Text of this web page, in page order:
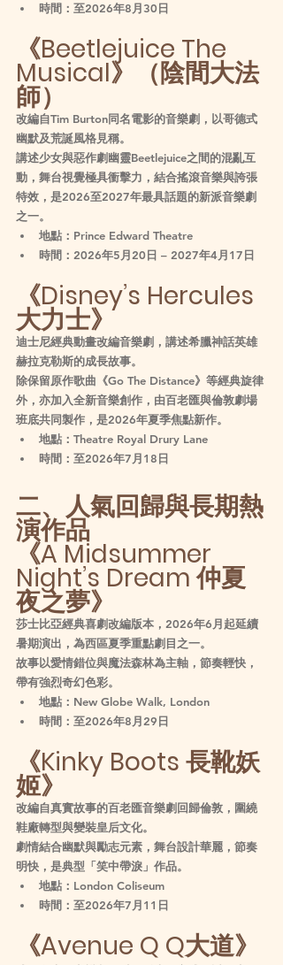
時間：至2026年8月30日
《Beetlejuice The
Musical》（陰間大法
師）
改編自Tim Burton同名電影的音樂劇，以哥德式
幽默及荒誕風格見稱。
講述少女與惡作劇幽靈Beetlejuice之間的混亂互
動，舞台視覺極具衝擊力，結合搖滾音樂與誇張
特效，是2026至2027年最具話題的新派音樂劇
之一。
地點：Prince Edward Theatre
時間：2026年5月20日 – 2027年4月17日
《Disney’s Hercules
大力士》
迪士尼經典動畫改編音樂劇，講述希臘神話英雄
赫拉克勒斯的成長故事。
除保留原作歌曲《Go The Distance》等經典旋律
外，亦加入全新音樂創作，由百老匯與倫敦劇場
班底共同製作，是2026年夏季焦點新作。
地點：Theatre Royal Drury Lane
時間：至2026年7月18日
二、人氣回歸與長期熱
演作品
《A Midsummer
Night’s Dream 仲夏
夜之夢》
莎士比亞經典喜劇改編版本，2026年6月起延續
暑期演出，為西區夏季重點劇目之一。
故事以愛情錯位與魔法森林為主軸，節奏輕快，
帶有強烈奇幻色彩。
地點：New Globe Walk, London
時間：至2026年8月29日
《Kinky Boots 長靴妖
姬》
改編自真實故事的百老匯音樂劇回歸倫敦，圍繞
鞋廠轉型與變裝皇后文化。
劇情結合幽默與勵志元素，舞台設計華麗，節奏
明快，是典型「笑中帶淚」作品。
地點：London Coliseum
時間：至2026年7月11日
《Avenue Q Q大道》